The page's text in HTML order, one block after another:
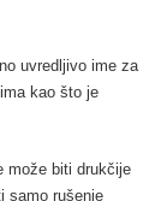
uvredljivo ime za
kao što je
može biti drukčije
samo rušenje